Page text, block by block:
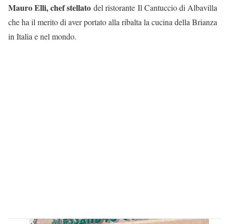
Mauro Elli, chef stellato del ristorante Il Cantuccio di Albavilla
che ha il merito di aver portato alla ribalta la cucina della Brianza
in Italia e nel mondo.